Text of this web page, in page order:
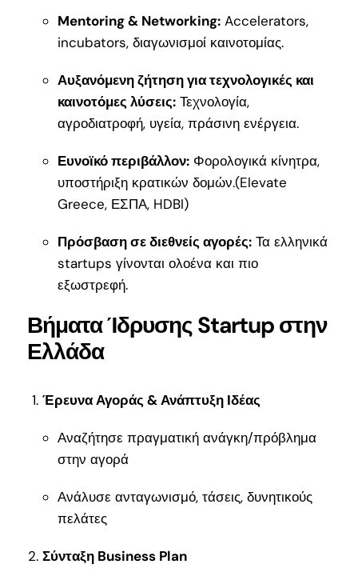
Mentoring & Networking: Accelerators,
incubators, διαγωνισμοί καινοτομίας.
Αυξανόμενη ζήτηση για τεχνολογικές και
καινοτόμες λύσεις: Τεχνολογία,
αγροδιατροφή, υγεία, πράσινη ενέργεια.
Ευνοϊκό περιβάλλον: Φορολογικά κίνητρα,
υποστήριξη κρατικών δομών.(Elevate
Greece, ΕΣΠΑ, HDBI)
Πρόσβαση σε διεθνείς αγορές: Τα ελληνικά
startups γίνονται ολοένα και πιο
εξωστρεφή.
Βήματα Ίδρυσης Startup στην
Ελλάδα
Έρευνα Αγοράς & Ανάπτυξη Ιδέας
Αναζήτησε πραγματική ανάγκη/πρόβλημα
στην αγορά
Ανάλυσε ανταγωνισμό, τάσεις, δυνητικούς
πελάτες
Σύνταξη Business Plan